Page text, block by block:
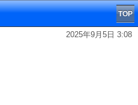
TOP
2025年9月5日 3:08